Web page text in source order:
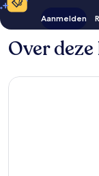
Aanmelden
Over